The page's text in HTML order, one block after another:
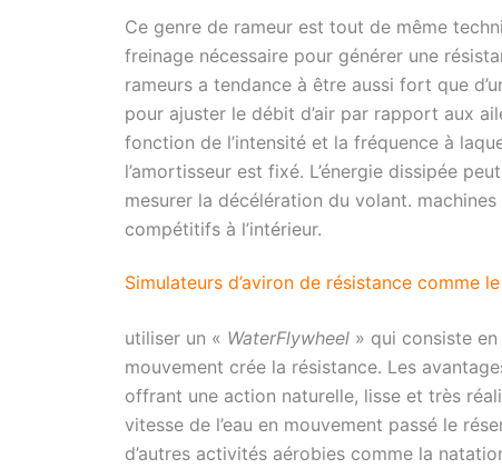
Ce genre de rameur est tout de même
freinage nécessaire pour générer une
rameurs a tendance à être aussi fort que
pour ajuster le débit d’air par rapport aux
fonction de l’intensité et la fréquence à
l’amortisseur est fixé. L’énergie dissipée
mesurer la décélération du volant.
compétitifs à l’intérieur.
Simulateurs d’aviron de résistance comme
utiliser un « WaterFlywheel » qui consiste
mouvement crée la résistance. Les
offrant une action naturelle, lisse et très
vitesse de l’eau en mouvement passé le
d’autres activités aérobies comme la